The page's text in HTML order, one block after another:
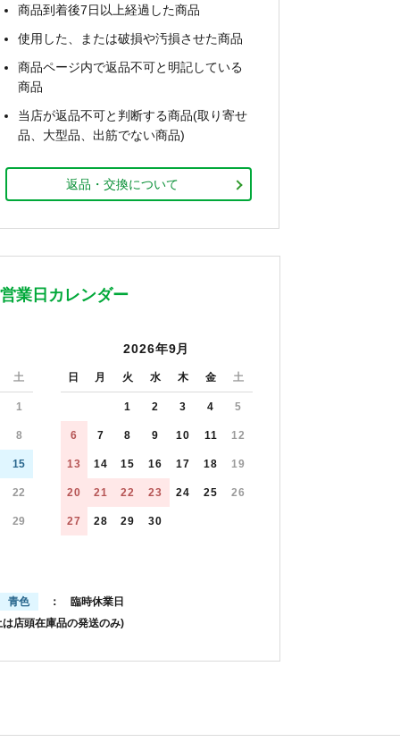
商品到着後7日以上経過した商品
使用した、または破損や汚損させた商品
商品ページ内で返品不可と明記している
商品
当店が返品不可と判断する商品(取り寄せ
品、大型品、出筋でない商品)
返品・交換について
営業日カレンダー
土
1
8
15
22
29
2026年9月
日 月 火 水 木 金 土
1 2 3 4 5
6 7 8 9 10 11 12
13 14 15 16 17 18 19
20 21 22 23 24 25 26
27 28 29 30
青色
： 臨時休業日
店頭在庫品の発送のみ)